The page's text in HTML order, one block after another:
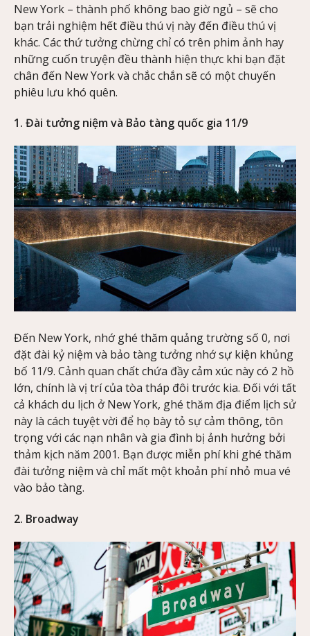
New York – thành phố không bao giờ ngủ – sẽ cho
bạn trải nghiệm hết điều thú vị này đến điều thú vị
khác. Các thứ tưởng chừng chỉ có trên phim ảnh hay
những cuốn truyện đều thành hiện thực khi bạn đặt
chân đến New York và chắc chắn sẽ có một chuyến
phiêu lưu khó quên.
1. Đài tưởng niệm và Bảo tàng quốc gia 11/9
Đến New York, nhớ ghé thăm quảng trường số 0, nơi
đặt đài kỷ niệm và bảo tàng tưởng nhớ sự kiện khủng
bố 11/9. Cảnh quan chất chứa đầy cảm xúc này có 2 hồ
lớn, chính là vị trí của tòa tháp đôi trước kia. Đối với tất
cả khách du lịch ở New York, ghé thăm địa điểm lịch sử
này là cách tuyệt vời để họ bày tỏ sự cảm thông, tôn
trọng với các nạn nhân và gia đình bị ảnh hưởng bởi
thảm kịch năm 2001. Bạn được miễn phí khi ghé thăm
đài tưởng niệm và chỉ mất một khoản phí nhỏ mua vé
vào bảo tàng.
2. Broadway